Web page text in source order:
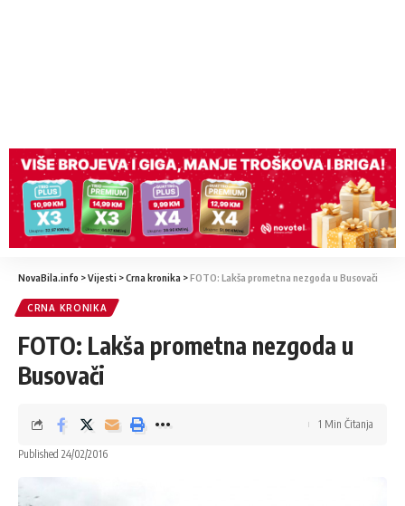
NovaBila.info >Vijesti >Crna kronika >FOTO: Lakša prometna nezgoda u Busovači
CRNA KRONIKA
FOTO: Lakša prometna nezgoda u
Busovači
Published 24/02/2016
1 Min Čitanja